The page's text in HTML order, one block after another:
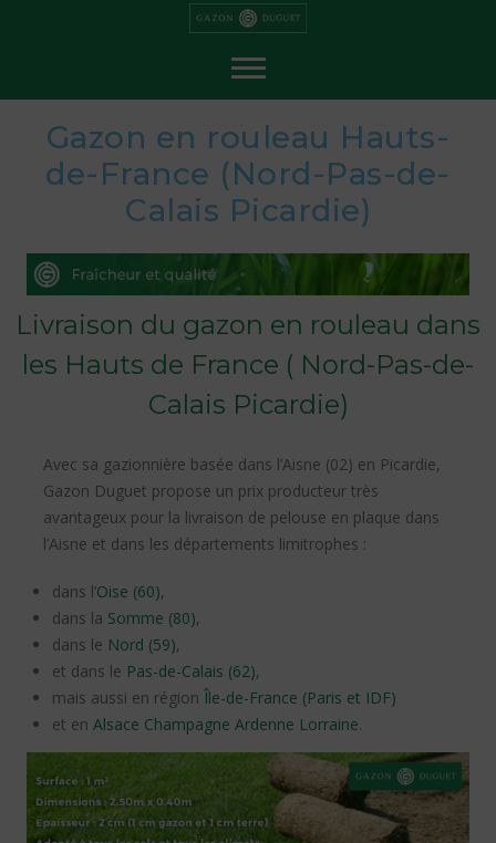
a
Gazon en rouleau Hauts-
de-France (Nord-Pas-de-
Calais Picardie)
Livraison du gazon en rouleau dans
les Hauts de France ( Nord-Pas-de-
Calais Picardie)
Avec sa gazionnière basée dans l’Aisne (02) en Picardie,
Gazon Duguet propose un prix producteur très
avantageux pour la livraison de pelouse en plaque dans
l’Aisne et dans les départements limitrophes :
dans l’Oise (60),
dans la Somme (80),
dans le Nord (59),
et dans le Pas-de-Calais (62),
mais aussi en région Île-de-France (Paris et IDF)
et en Alsace Champagne Ardenne Lorraine.